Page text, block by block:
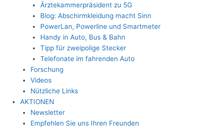
Ärztekammerpräsident zu 5G
Blog: Abschirmkleidung macht Sinn
PowerLan, Powerline und Smartmeter
Handy in Auto, Bus & Bahn
Tipp für zweipolige Stecker
Telefonate im fahrenden Auto
Forschung
Videos
Nützliche Links
AKTIONEN
Newsletter
Empfehlen Sie uns Ihren Freunden